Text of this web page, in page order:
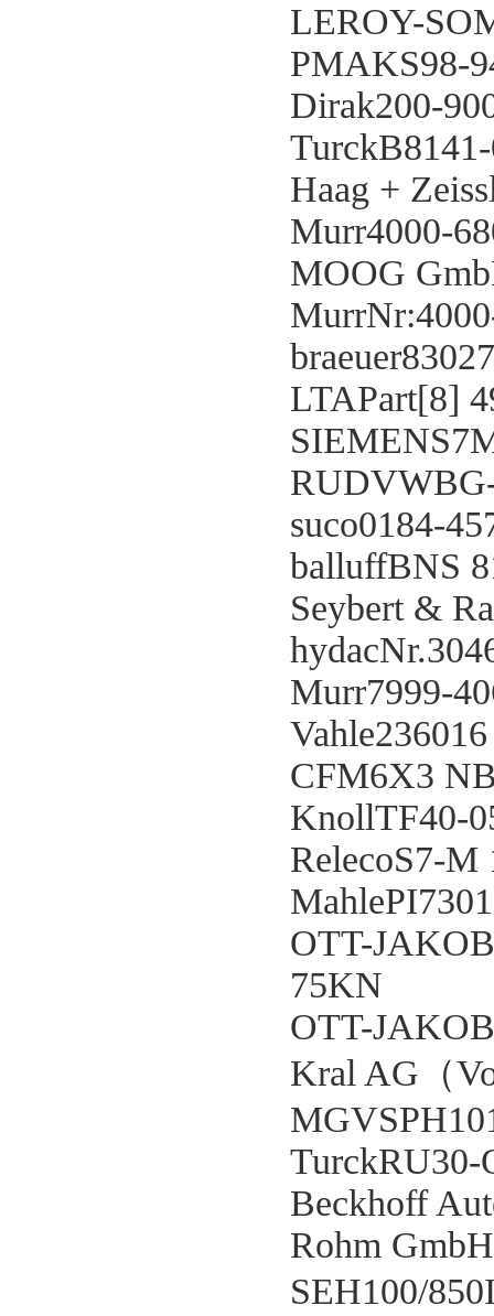
LEROY-
PMAKS98-
Dirak200-
Haag +
Murr4000-
MOOG
LTAPart[8]
suco0184-
balluffBNS
Seybert &
Murr7999-
Vahle236016
CFM6X3
KnollTF40-
RelecoS7-M
OTT-
75KN
OTT-
Kral AG（
TurckRU30-
Beckhoff
Rohm
SEH100/